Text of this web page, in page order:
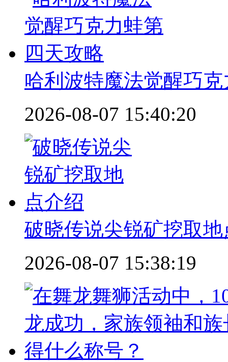
哈利波特魔法觉醒巧
2026-08-07 15:40:20
破晓传说尖锐矿挖取
2026-08-07 15:38:19